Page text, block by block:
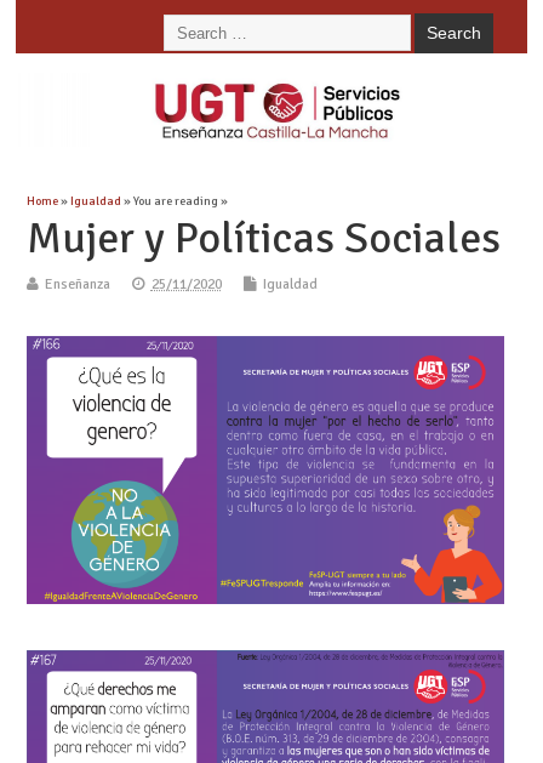
Home»Igualdad » You are reading »
Mujer y Políticas Sociales
Enseñanza 25/11/2020 Igualdad